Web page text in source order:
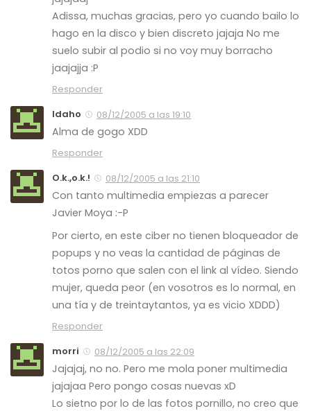
Adissa, muchas gracias, pero yo cuando bailo lo
hago en la disco y bien discreto jajaja No me
suelo subir al podio si no voy muy borracho
jaajajja :P
Responder
Idaho
08/12/2005 a las 19:10
Alma de gogo XDD
Responder
O.k.,o.k.!
08/12/2005 a las 21:10
Con tanto multimedia empiezas a parecer
Javier Moya :-P
Por cierto, en este ciber no tienen bloqueador de
popups y no veas la cantidad de páginas de
totos porno que salen con el link al vídeo. Siendo
mujer, queda peor (en vosotros es lo normal, en
una tía y de treintaytantos, ya es vicio XDDD)
Responder
morri
08/12/2005 a las 22:09
Jajajaj, no no. Pero me mola poner multimedia
jajajaa Pero pongo cosas nuevas xD
Lo sietno por lo de las fotos pornillo, no creo que